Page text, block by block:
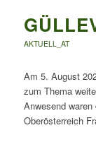
AKTUELL_AT
Am 5. August
zum Thema
Anwesend
Oberösterreich